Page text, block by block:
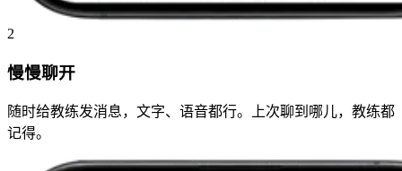
2
慢慢聊开
随时给教练发消息，文字、语音都行。上次聊到哪儿，教练都
记得。